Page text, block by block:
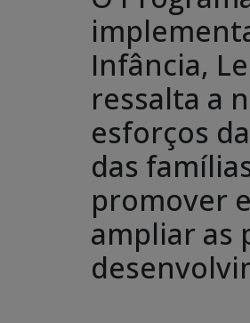
Infância,
ressalta a
esforços
das
promover
ampliar as